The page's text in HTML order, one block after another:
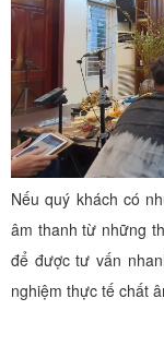
Nếu quý khách có
âm thanh từ những
để được tư vấn
nghiệm thực tế chất